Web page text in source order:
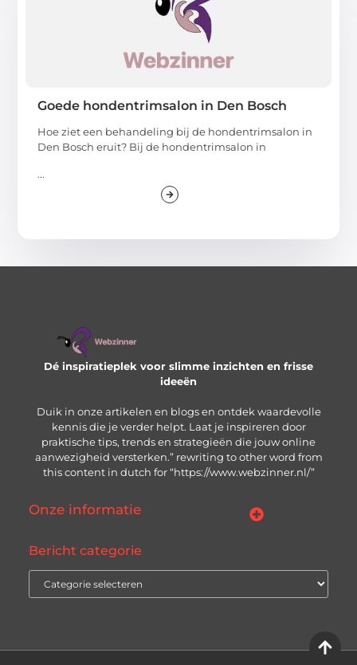
Goede hondentrimsalon in Den Bosch
Hoe ziet een behandeling bij de hondentrimsalon in
Den Bosch eruit? Bij de hondentrimsalon in
...
Dé inspiratieplek voor slimme inzichten en frisse
ideeën
Duik in onze artikelen en blogs en ontdek waardevolle
kennis die je verder helpt. Laat je inspireren door
praktische tips, trends en strategieën die jouw online
aanwezigheid versterken.” rewriting to other word from
this content in dutch for “https://www.webzinner.nl/”
Onze informatie
Bericht categorie